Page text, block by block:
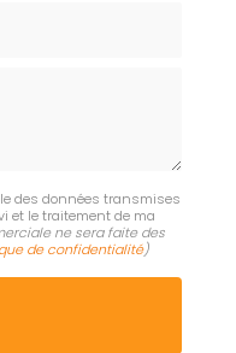
des données transmises
et le traitement de ma
ne sera faite des
de confidentialité)